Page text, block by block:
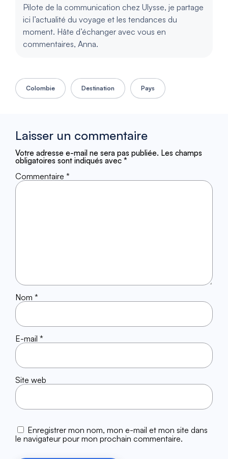
Pilote de la communication chez Ulysse, je partage
ici l’actualité du voyage et les tendances du
moment. Hâte d’échanger avec vous en
commentaires, Anna.
Colombie Destination Pays
Laisser un commentaire
Votre adresse e-mail ne sera pas publiée. Les champs
obligatoires sont indiqués avec *
Commentaire *
Nom *
E-mail *
Site web
Enregistrer mon nom, mon e-mail et mon site dans
le navigateur pour mon prochain commentaire.